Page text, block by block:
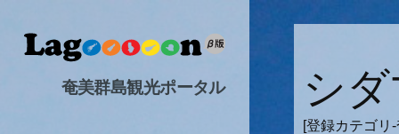
奄美群島観光ポータル シ
[登録カテゴリ